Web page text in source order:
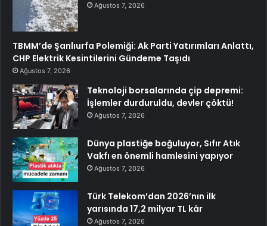
Ağustos 7, 2026
TBMM’de Şanlıurfa Polemiği: Ak Parti Yatırımları Anlattı,
CHP Elektrik Kesintilerini Gündeme Taşıdı
Ağustos 7, 2026
Teknoloji borsalarında çip depremi:
İşlemler durduruldu, devler çöktü!
Ağustos 7, 2026
Dünya plastiğe boğuluyor, Sıfır Atık
Vakfı en önemli hamlesini yapıyor
Ağustos 7, 2026
Türk Telekom’dan 2026’nın ilk
yarısında 17,2 milyar TL kâr
Ağustos 7, 2026